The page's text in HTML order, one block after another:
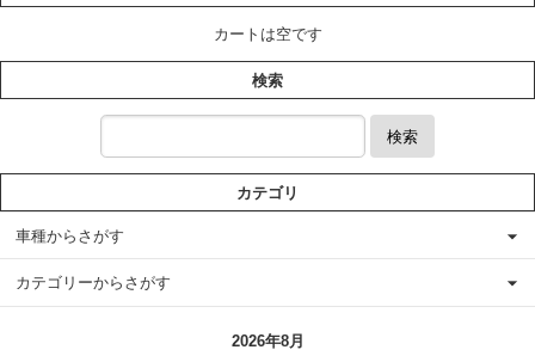
カートは空です
検索
検索
カテゴリ
車種からさがす
カテゴリーからさがす
2026年8月